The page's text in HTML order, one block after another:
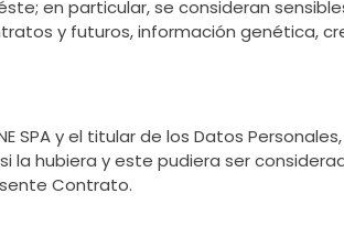
en particular, se consideran
y futuros, información genética,
SPA y el titular de los Datos
hubiera y este pudiera ser
Contrato.